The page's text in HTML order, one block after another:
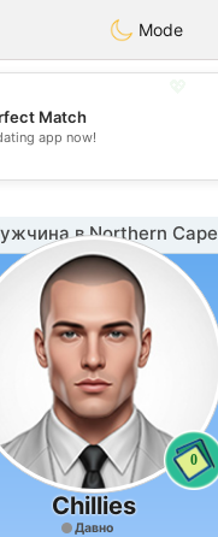
Dating
Mode
Match
app now!
в Northern Cape
0
Chillies
Давно